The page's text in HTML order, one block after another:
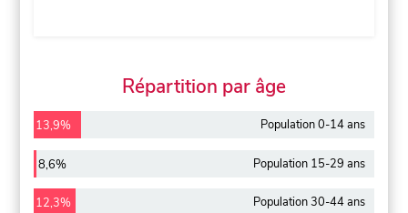
Répartition par âge
13,9% Population 0-14 ans
8,6% Population 15-29 ans
12,3% Population 30-44 ans